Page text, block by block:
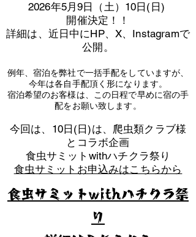
2026年5月9日（土）10日(日)
​開催決定！！
詳細は、近日中にHP、X、Instagramで
公開。
例年、宿泊を弊社で一括手配をしていますが、
今年は各自手配頂く形になります。
​宿泊希望のお客様は、この日程で早めに宿の手
配をお願い致します。
​今回は、10日(日)は、爬虫類クラブ様
とコラボ企画
​食虫サミットwithハチクラ祭り
食虫サミットお申込みはこちらから
食虫サミットwithハチクラ祭
り